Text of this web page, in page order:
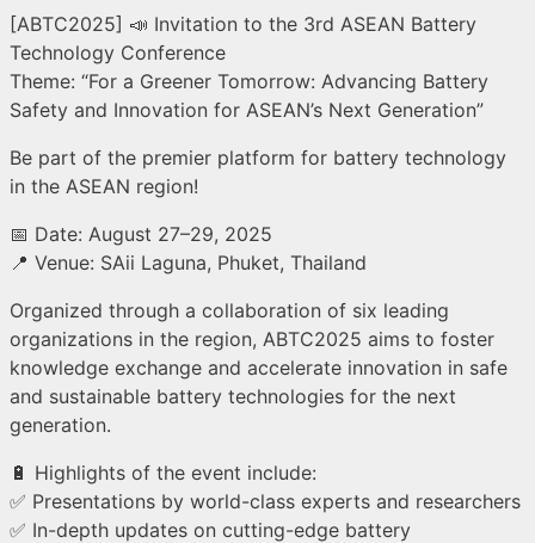
[ABTC2025] 📣 Invitation to the 3rd ASEAN Battery
Technology Conference
Theme: “For a Greener Tomorrow: Advancing Battery
Safety and Innovation for ASEAN’s Next Generation”
Be part of the premier platform for battery technology
in the ASEAN region!
📅 Date: August 27–29, 2025
📍 Venue: SAii Laguna, Phuket, Thailand
Organized through a collaboration of six leading
organizations in the region, ABTC2025 aims to foster
knowledge exchange and accelerate innovation in safe
and sustainable battery technologies for the next
generation.
🔋 Highlights of the event include:
✅ Presentations by world-class experts and researchers
✅ In-depth updates on cutting-edge battery